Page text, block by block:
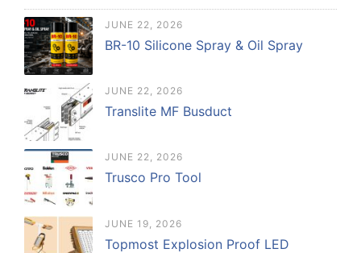
JUNE 22, 2026
BR-10 Silicone Spray & Oil Spray
JUNE 22, 2026
Translite MF Busduct
JUNE 22, 2026
Trusco Pro Tool
JUNE 19, 2026
Topmost Explosion Proof LED